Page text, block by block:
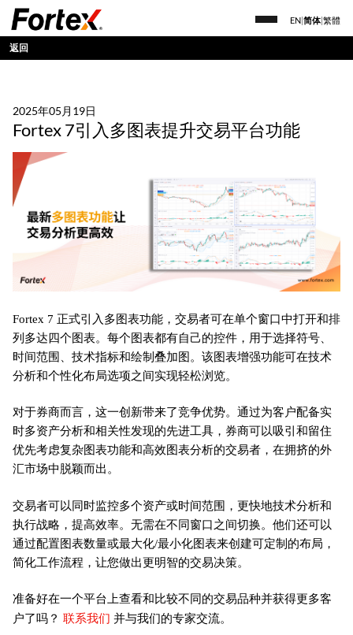
EN 简体 繁體
返回
2025年05月19日
Fortex 7引入多图表提升交易平台功能
Fortex 7 正式引入多图表功能，交易者可在单个窗口中打开和排
列多达四个图表。每个图表都有自己的控件，用于选择符号、
时间范围、技术指标和绘制叠加图。该图表增强功能可在技术
分析和个性化布局选项之间实现轻松浏览。
对于券商而言，这一创新带来了竞争优势。通过为客户配备实
时多资产分析和相关性发现的先进工具，券商可以吸引和留住
优先考虑复杂图表功能和高效图表分析的交易者，在拥挤的外
汇市场中脱颖而出。
交易者可以同时监控多个资产或时间范围，更快地技术分析和
执行战略，提高效率。无需在不同窗口之间切换。他们还可以
通过配置图表数量或最大化/最小化图表来创建可定制的布局，
简化工作流程，让您做出更明智的交易决策。
准备好在一个平台上查看和比较不同的交易品种并获得更多客
户了吗？ 联系我们 并与我们的专家交流。